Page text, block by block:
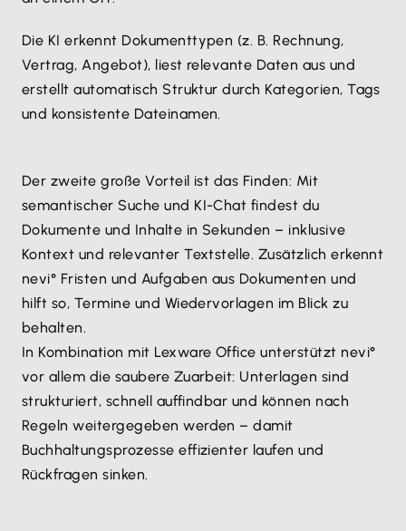
Die KI erkennt Dokumenttypen (z. B. Rechnung,
Vertrag, Angebot), liest relevante Daten aus und
erstellt automatisch Struktur durch Kategorien, Tags
und konsistente Dateinamen.
Der zweite große Vorteil ist das Finden: Mit
semantischer Suche und KI-Chat findest du
Dokumente und Inhalte in Sekunden – inklusive
Kontext und relevanter Textstelle. Zusätzlich erkennt
nevi° Fristen und Aufgaben aus Dokumenten und
hilft so, Termine und Wiedervorlagen im Blick zu
behalten.
In Kombination mit Lexware Office unterstützt nevi°
vor allem die saubere Zuarbeit: Unterlagen sind
strukturiert, schnell auffindbar und können nach
Regeln weitergegeben werden – damit
Buchhaltungsprozesse effizienter laufen und
Rückfragen sinken.